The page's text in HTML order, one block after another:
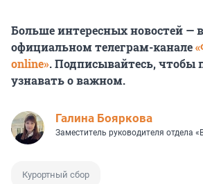
Больше интересных новостей —
официальном телеграм-канале
online». Подписывайтесь, чтобы
узнавать о важном.
Галина Бояркова
Заместитель руководителя отдела
Курортный сбор